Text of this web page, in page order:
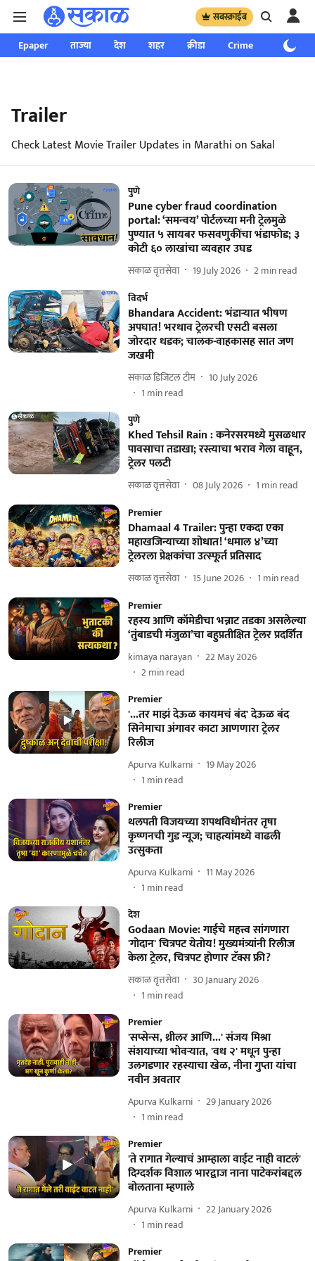
सबस्क्राईब
Epaper ताज्या देश शहर क्रीडा Crime साप्ताहिक
Trailer
Check Latest Movie Trailer Updates in Marathi on Sakal
पुणे
Pune cyber fraud coordination
portal: ‘समन्वय’ पोर्टलच्या मनी ट्रेलमुळे
पुण्यात ५ सायबर फसवणुकींचा भंडाफोड; ३
कोटी ६० लाखांचा व्यवहार उघड
सकाळ वृत्तसेवा 19 July 2026 2min read
विदर्भ
Bhandara Accident: भंडाऱ्यात भीषण
अपघात! भरधाव ट्रेलरची एसटी बसला
जोरदार धडक; चालक-वाहकासह सात जण
जखमी
सकाळ डिजिटल टीम
10 July 2026
1 min read
पुणे
Khed Tehsil Rain : कनेरसरमध्ये मुसळधार
पावसाचा तडाखा; रस्त्याचा भराव गेला वाहून,
ट्रेलर पलटी
सकाळ वृत्तसेवा 08 July 2026 1 min read
Premier
Dhamaal 4 Trailer: पुन्हा एकदा एका
महाखजिन्याच्या शोधात! ‘धमाल ४’च्या
ट्रेलरला प्रेक्षकांचा उत्स्फूर्त प्रतिसाद
सकाळ वृत्तसेवा 15 June 2026 1 min read
Premier
रहस्य आणि कॉमेडीचा भन्नाट तडका असलेल्या
‘तुंबाडची मंजुळा’चा बहुप्रतीक्षित ट्रेलर प्रदर्शित
kimaya narayan
22 May 2026
2min read
Premier
'...तर माझं देऊळ कायमचं बंद' देऊळ बंद
सिनेमाचा अंगावर काटा आणणारा ट्रेलर
रिलीज
Apurva Kulkarni
19 May 2026
1 min read
Premier
थलपती विजयच्या शपथविधीनंतर तृषा
कृष्णनची गुड न्यूज; चाहत्यांमध्ये वाढली
उत्सुकता
Apurva Kulkarni
11 May 2026
1 min read
देश
Godaan Movie: गाईचे महत्त्व सांगणारा
'गोदान' चित्रपट येतोय! मुख्यमंत्र्यांनी रिलीज
केला ट्रेलर, चित्रपट होणार टॅक्स फ्री?
सकाळ वृत्तसेवा
30 January 2026
1 min read
Premier
'सप्सेन्स, थ्रीलर आणि...' संजय मिश्रा
संशयाच्या भोवऱ्यात, 'वध २' मधून पुन्हा
उलगडणार रहस्याचा खेळ, नीना गुप्ता यांचा
नवीन अवतार
Apurva Kulkarni
29 January 2026
1 min read
Premier
'ते रागात गेल्याचं आम्हाला वाईट नाही वाटलं'
दिग्दर्शक विशाल भारद्वाज नाना पाटेकरांबद्दल
बोलताना म्हणाले
Apurva Kulkarni
22 January 2026
1 min read
Premier